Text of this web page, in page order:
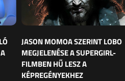
JASON MOMOA SZERINT LOBO
MEGJELENÉSE A SUPERGIRL-
FILMBEN HŰ LESZ A
KÉPREGÉNYEKHEZ